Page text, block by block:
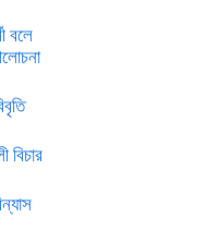
বলে
বিচার